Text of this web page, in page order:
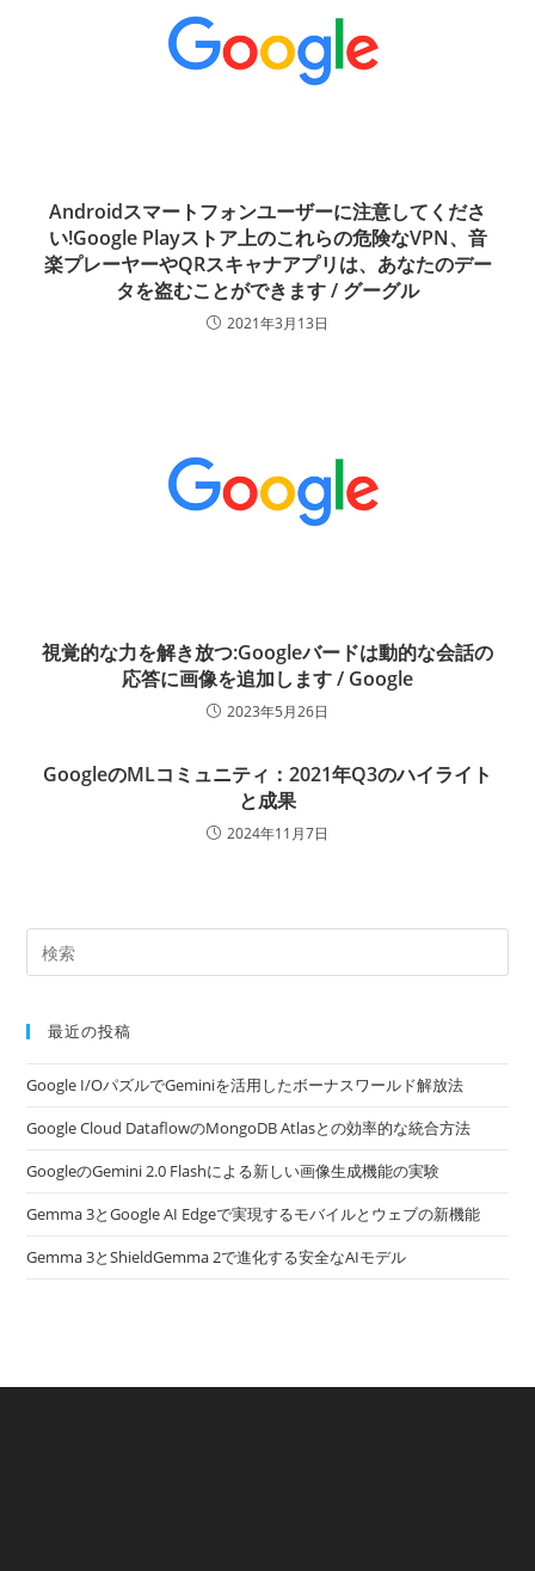
Androidスマートフォンユーザーに注意してくださ
い!Google Playストア上のこれらの危険なVPN、音
楽プレーヤーやQRスキャナアプリは、あなたのデー
タを盗むことができます / グーグル
2021年3月13日
視覚的な力を解き放つ:Googleバードは動的な会話の
応答に画像を追加します / Google
2023年5月26日
GoogleのMLコミュニティ：2021年Q3のハイライト
と成果
2024年11月7日
最近の投稿
Google I/OパズルでGeminiを活用したボーナスワールド解放法
Google Cloud DataflowのMongoDB Atlasとの効率的な統合方法
GoogleのGemini 2.0 Flashによる新しい画像生成機能の実験
Gemma 3とGoogle AI Edgeで実現するモバイルとウェブの新機能
Gemma 3とShieldGemma 2で進化する安全なAIモデル